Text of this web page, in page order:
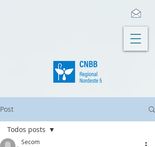
Post
Todos posts
Secom